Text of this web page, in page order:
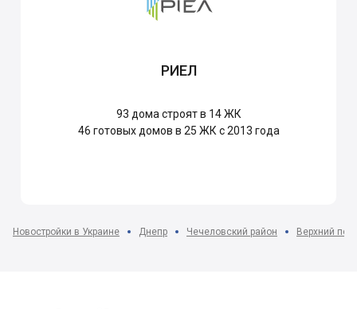
РИЕЛ
93 дома строят в 14 ЖК
46 готовых домов в 25 ЖК с 2013 года
Новостройки в Украине Днепр Чечеловский район Верхний